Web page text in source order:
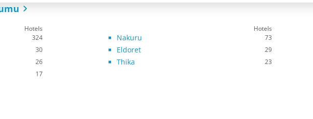
Hotels Hotels
324 Nakuru 73
30 Eldoret 29
26 Thika 23
17